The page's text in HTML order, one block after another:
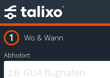
Wo & Wann
Abholort: